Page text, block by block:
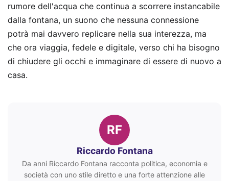
rumore dell'acqua che continua a scorrere instancabile
dalla fontana, un suono che nessuna connessione
potrà mai davvero replicare nella sua interezza, ma
che ora viaggia, fedele e digitale, verso chi ha bisogno
di chiudere gli occhi e immaginare di essere di nuovo a
casa.
RF
Riccardo Fontana
Da anni Riccardo Fontana racconta politica, economia e
società con uno stile diretto e una forte attenzione alle